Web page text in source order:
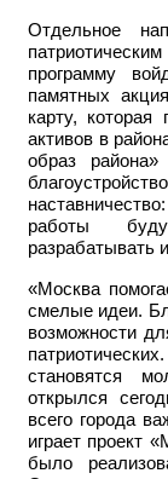
Отдельное
программу
памятных
карту, которая
активов в
образ
работы
разрабатывать
«Москва
смелые идеи.
возможности
становятся
открылся
всего города
играет проект
было